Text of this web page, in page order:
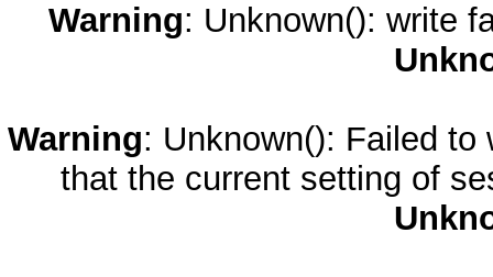
Warning: Unknown(): write
Warning: Unknown(): Failed
that the current setting of